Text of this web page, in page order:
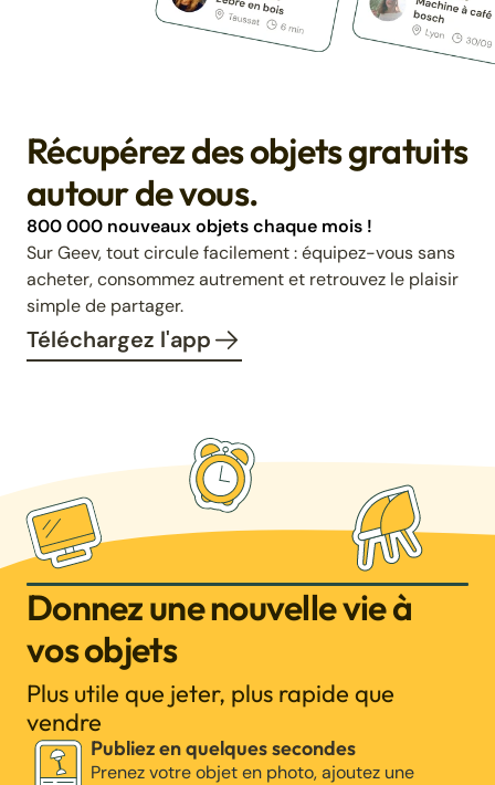
Récupérez des objets gratuits
autour de vous.
800 000 nouveaux objets chaque mois !
Sur Geev, tout circule facilement : équipez-vous sans
acheter, consommez autrement et retrouvez le plaisir
simple de partager.
Téléchargez l'app
Donnez une nouvelle vie à
vos objets
Plus utile que jeter, plus rapide que
vendre
Publiez en quelques secondes
Prenez votre objet en photo, ajoutez une